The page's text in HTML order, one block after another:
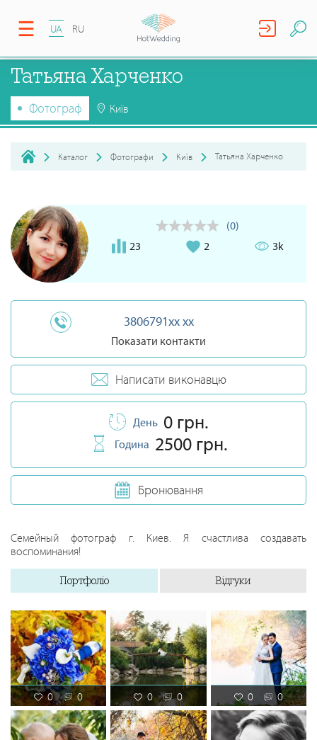
UA RU
Татьяна Харченко
Фотограф Київ
Каталог Фотографи Київ Татьяна Харченко
(0)
23
2 3k
3806791xx xx
Показати контакти
Написати виконавцю
День 0 грн.
Година 2500 грн.
Бронювання
Cемейный фотограф г. Киев. Я счастлива создавать
воспоминания!
Портфоліо Відгуки
0 0 0 0 0 0